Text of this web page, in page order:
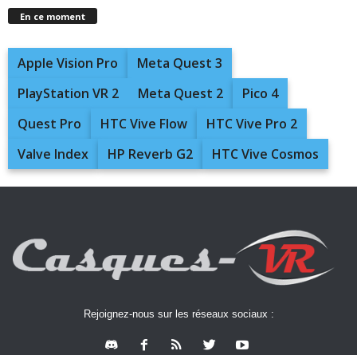
En ce moment
Apple Vision Pro
Meta Quest 3
PlayStation VR 2
Meta Quest 2
Pico 4
Quest Pro
HTC Vive Flow
HTC Vive Pro 2
Valve Index
HP Reverb G2 HTC Vive Cosmos
Rejoignez-nous sur les réseaux sociaux :